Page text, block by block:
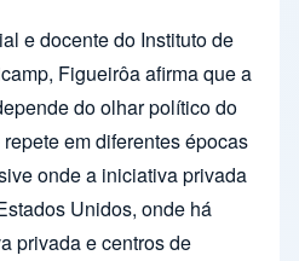
e docente do Instituto de
Figueirôa afirma que a
do olhar político do
em diferentes épocas
onde a iniciativa privada
Unidos, onde há
privada e centros de